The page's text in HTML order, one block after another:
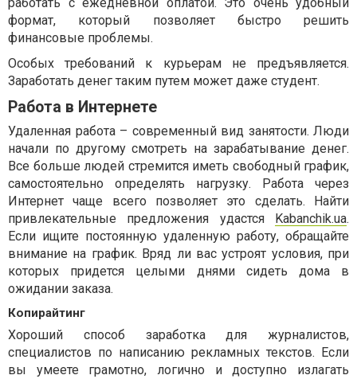
формат, который позволяет быстро решить
финансовые проблемы.
Особых требований к курьерам не предъявляется.
Заработать денег таким путем может даже студент.
Работа в Интернете
Удаленная работа – современный вид занятости. Люди
начали по другому смотреть на зарабатывание денег.
Все больше людей стремится иметь свободный график,
самостоятельно определять нагрузку. Работа через
Интернет чаще всего позволяет это сделать. Найти
привлекательные предложения удастся Kabanchik.ua.
Если ищите постоянную удаленную работу, обращайте
внимание на график. Вряд ли вас устроят условия, при
которых придется целыми днями сидеть дома в
ожидании заказа.
Копирайтинг
Хороший способ заработка для журналистов,
специалистов по написанию рекламных текстов. Если
вы умеете грамотно, логично и доступно излагать